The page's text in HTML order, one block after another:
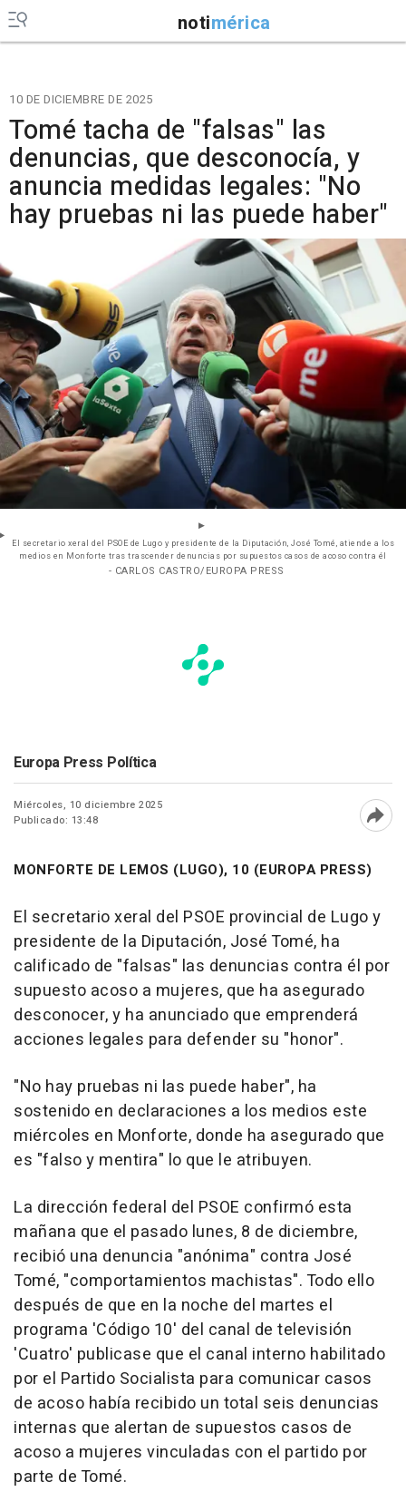
notimérica
10 DE DICIEMBRE DE 2025
Tomé tacha de "falsas" las
denuncias, que desconocía, y
anuncia medidas legales: "No
hay pruebas ni las puede haber"
El secretario xeral del PSOE de Lugo y presidente de la Diputación, José Tomé, atiende a los
medios en Monforte tras trascender denuncias por supuestos casos de acoso contra él
- CARLOS CASTRO/EUROPA PRESS
Europa Press Política
Miércoles, 10 diciembre 2025
Publicado: 13:48
MONFORTE DE LEMOS (LUGO), 10 (EUROPA PRESS)
El secretario xeral del PSOE provincial de Lugo y
presidente de la Diputación, José Tomé, ha
calificado de "falsas" las denuncias contra él por
supuesto acoso a mujeres, que ha asegurado
desconocer, y ha anunciado que emprenderá
acciones legales para defender su "honor".
"No hay pruebas ni las puede haber", ha
sostenido en declaraciones a los medios este
miércoles en Monforte, donde ha asegurado que
es "falso y mentira" lo que le atribuyen.
La dirección federal del PSOE confirmó esta
mañana que el pasado lunes, 8 de diciembre,
recibió una denuncia "anónima" contra José
Tomé, "comportamientos machistas". Todo ello
después de que en la noche del martes el
programa 'Código 10' del canal de televisión
'Cuatro' publicase que el canal interno habilitado
por el Partido Socialista para comunicar casos
de acoso había recibido un total seis denuncias
internas que alertan de supuestos casos de
acoso a mujeres vinculadas con el partido por
parte de Tomé.